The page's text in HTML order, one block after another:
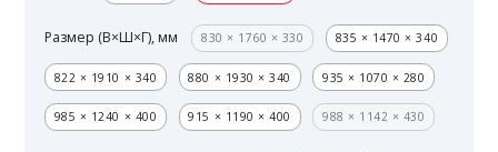
Размер (В×Ш×Г), мм 830 × 1760 × 330 835 × 1470 × 340
822 × 1910 × 340 880 × 1930 × 340 935 × 1070 × 280
985 × 1240 × 400 915 × 1190 × 400 988 × 1142 × 430